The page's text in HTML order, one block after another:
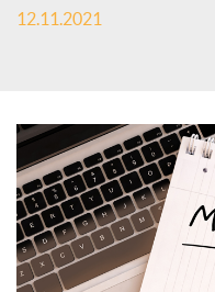
s
S
o
c
12.11.2021